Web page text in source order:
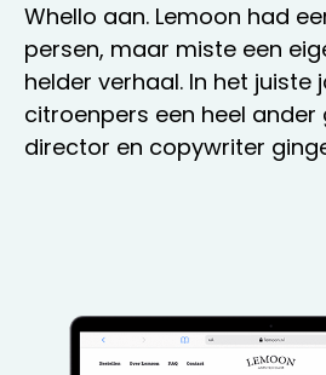
Whello aan. Lemoon had
persen, maar miste een
helder verhaal. In het juiste
citroenpers een heel ander
director en copywriter